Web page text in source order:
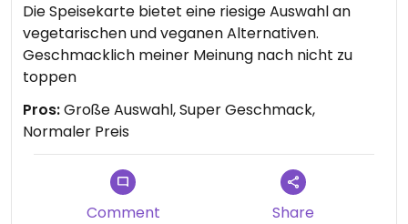
Die Speisekarte bietet eine riesige Auswahl an
vegetarischen und veganen Alternativen.
Geschmacklich meiner Meinung nach nicht zu
toppen
Pros:Große Auswahl, Super Geschmack,
Normaler Preis
Comment Share